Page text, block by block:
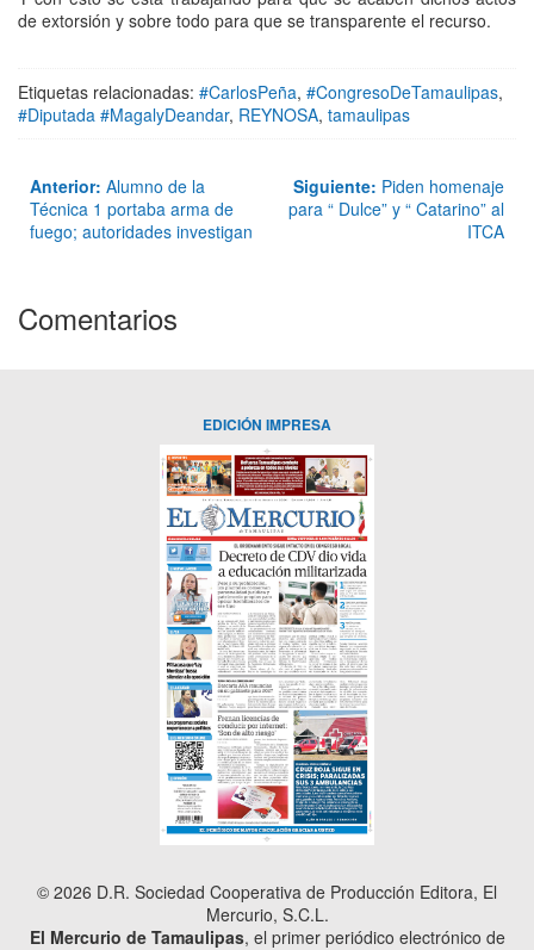
de extorsión y sobre todo para que se transparente el recurso.
Etiquetas relacionadas: #CarlosPeña, #CongresoDeTamaulipas,
#Diputada #MagalyDeandar, REYNOSA, tamaulipas
Anterior: Alumno de la
Técnica 1 portaba arma de
fuego; autoridades investigan
Siguiente: Piden homenaje
para “ Dulce” y “ Catarino” al
ITCA
Comentarios
EDICIÓN IMPRESA
© 2026 D.R. Sociedad Cooperativa de Producción Editora, El
Mercurio, S.C.L.
El Mercurio de Tamaulipas, el primer periódico electrónico de